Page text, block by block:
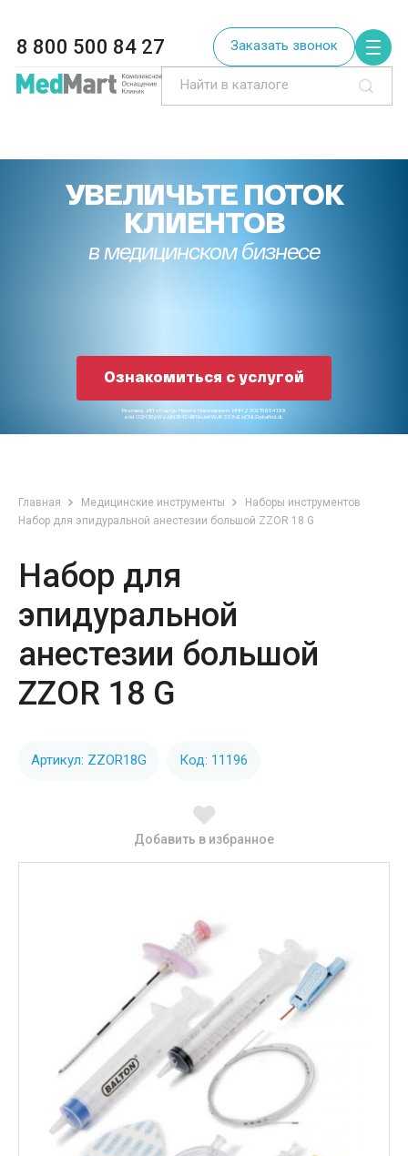
8 800 500 84 27 Заказать звонок
УВЕЛИЧЬТЕ ПОТОК
КЛИЕНТОВ
в медицинском бизнесе
Ознакомиться с услугой
Реклама. ИП «Ковтун Никита Николаевич» ИНН 230215654199.
erid CQH36pWzJqN3F4D9iFNoJoKWJK3S8xEzjCNLGpkafkoLdL
Главная Медицинские инструменты
Наборы инструментов
Набор для эпидуральной анестезии большой ZZOR 18 G
Набор для
эпидуральной
анестезии большой
ZZOR 18 G
Артикул: ZZOR18G Код: 11196
Добавить в избранное